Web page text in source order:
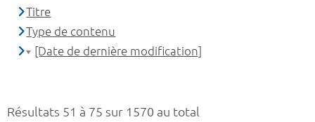
Résultats 51 à 75 sur 1570 au total
Titre
Type de contenu
[Date de dernière modification]